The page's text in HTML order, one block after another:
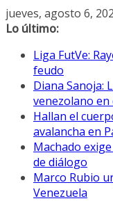
Saltar
al
jueves, agosto 6,
Lo último:
Liga FutVe:
feudo
Diana Sanoja:
venezolano
Hallan el
avalancha en
Machado
de diálogo
Marco Rubio
Venezuela